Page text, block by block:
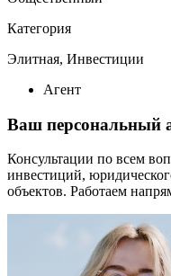
Категория
Элитная, Инвестиции
Агент
Ваш персональный
Консультации по всем
инвестиций,
объектов. Работаем